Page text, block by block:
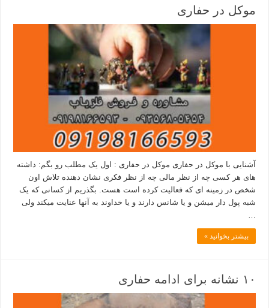
موکل در حفاری
آشنایی با موکل در حفاری موکل در حفاری : اول یک مطلب رو بگم: داشته
های هر کسی چه از نظر مالی چه از نظر فکری نشان دهنده تلاش اون
شخص در زمینه ای که فعالیت کرده است هست. بگذریم از کسانی که یک
شبه پول دار میشن و یا شانس دارند و یا خداوند به آنها عنایت میکند ولی
…
بیشتر بخوانید »
۱۰ نشانه برای ادامه حفاری